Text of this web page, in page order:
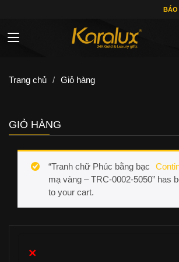
BÁO
Toggle navigation
Trang chủ / Giỏ hàng
GIỎ HÀNG
“Tranh chữ Phúc bằng bạc
mạ vàng – TRC-0002-5050” has
to your cart.
×